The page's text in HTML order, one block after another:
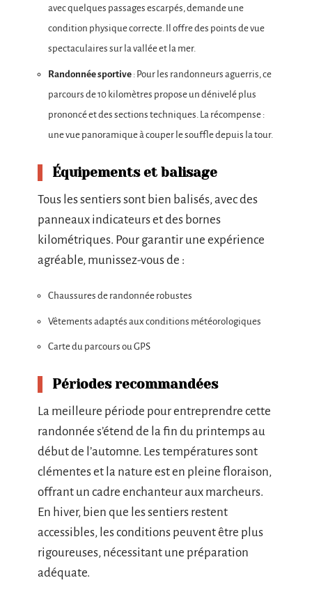
avec quelques passages escarpés, demande une
condition physique correcte. Il offre des points de vue
spectaculaires sur la vallée et la mer.
Randonnée sportive : Pour les randonneurs aguerris, ce
parcours de 10 kilomètres propose un dénivelé plus
prononcé et des sections techniques. La récompense :
une vue panoramique à couper le souffle depuis la tour.
Équipements et balisage
Tous les sentiers sont bien balisés, avec des
panneaux indicateurs et des bornes
kilométriques. Pour garantir une expérience
agréable, munissez-vous de :
Chaussures de randonnée robustes
Vêtements adaptés aux conditions météorologiques
Carte du parcours ou GPS
Périodes recommandées
La meilleure période pour entreprendre cette
randonnée s’étend de la fin du printemps au
début de l’automne. Les températures sont
clémentes et la nature est en pleine floraison,
offrant un cadre enchanteur aux marcheurs.
En hiver, bien que les sentiers restent
accessibles, les conditions peuvent être plus
rigoureuses, nécessitant une préparation
adéquate.